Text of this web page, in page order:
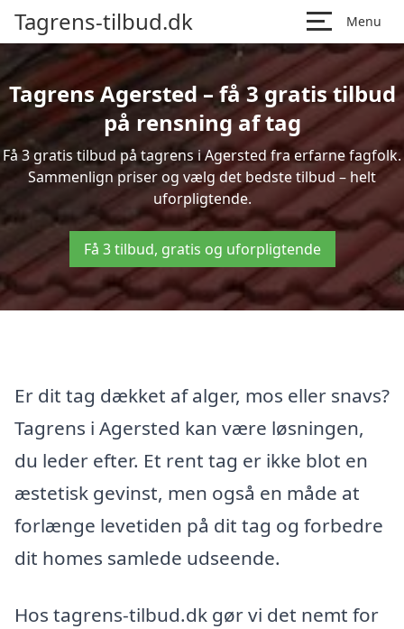
Tagrens-tilbud.dk Menu
Tagrens Agersted – få 3 gratis tilbud
på rensning af tag
Få 3 gratis tilbud på tagrens i Agersted fra erfarne fagfolk.
Sammenlign priser og vælg det bedste tilbud – helt
uforpligtende.
Få 3 tilbud, gratis og uforpligtende
Er dit tag dækket af alger, mos eller snavs?
Tagrens i Agersted kan være løsningen,
du leder efter. Et rent tag er ikke blot en
æstetisk gevinst, men også en måde at
forlænge levetiden på dit tag og forbedre
dit homes samlede udseende.
Hos tagrens-tilbud.dk gør vi det nemt for